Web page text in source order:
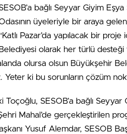
bağlı Seyyar Giyim Eşya
üyeleriyle bir araya
Pazar’da yapılacak bir
Belediyesi olarak her türlü desteği
olursa olsun Büyükşehir
ki bu sorunların çözüm
SESOB’a bağlı Seyyar
Mahal’de gerçekleştirilen
Yusuf Alemdar, SESOB